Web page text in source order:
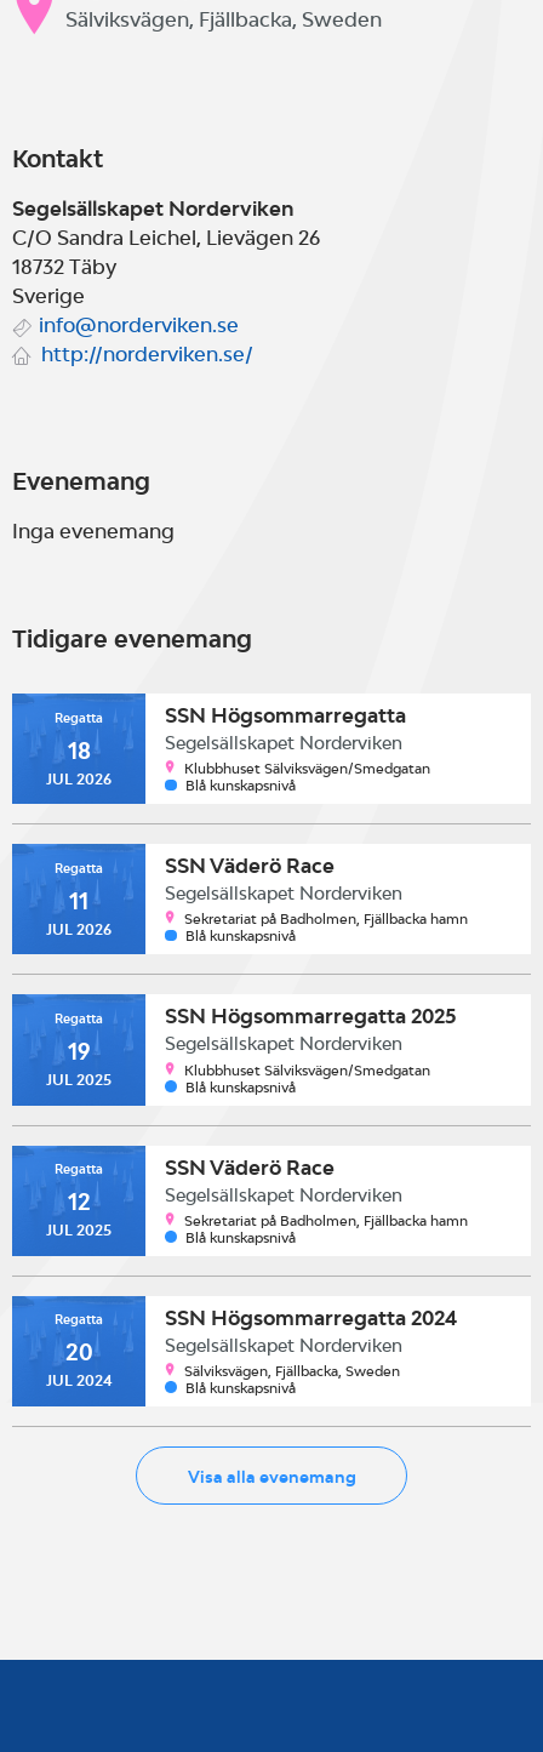
Sälviksvägen, Fjällbacka, Sweden
Kontakt
Segelsällskapet Norderviken
C/O Sandra Leichel, Lievägen 26
18732 Täby
Sverige
info@norderviken.se
http://norderviken.se/
Evenemang
Inga evenemang
Tidigare evenemang
Regatta
18
JUL 2026
SSN Högsommarregatta
Segelsällskapet Norderviken
Klubbhuset Sälviksvägen/Smedgatan
Blå kunskapsnivå
Regatta
11
JUL 2026
SSN Väderö Race
Segelsällskapet Norderviken
Sekretariat på Badholmen, Fjällbacka hamn
Blå kunskapsnivå
Regatta
19
JUL 2025
SSN Högsommarregatta 2025
Segelsällskapet Norderviken
Klubbhuset Sälviksvägen/Smedgatan
Blå kunskapsnivå
Regatta
12
JUL 2025
SSN Väderö Race
Segelsällskapet Norderviken
Sekretariat på Badholmen, Fjällbacka hamn
Blå kunskapsnivå
Regatta
20
JUL 2024
SSN Högsommarregatta 2024
Segelsällskapet Norderviken
Sälviksvägen, Fjällbacka, Sweden
Blå kunskapsnivå
Visa alla evenemang